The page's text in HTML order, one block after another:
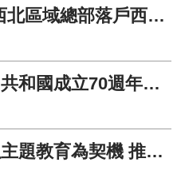
投資55億元 東嶺集團西北區域總部落戶西鹹新區
西鹹新區慶祝中華人民共和國成立70週年攝影大賽獲獎名單公佈 108人獲獎
西鹹新區秦漢新城：以主題教育為契機 推動脫貧攻堅再上新臺階